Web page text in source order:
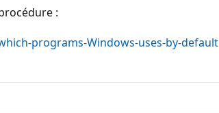
:
programs-Windows-uses-by-default